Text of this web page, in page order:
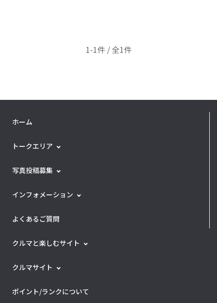
1-1件 / 全1件
ホーム
トークエリア
写真投稿募集
インフォメーション
よくあるご質問
クルマと楽しむサイト
クルマサイト
ポイント/ランクについて